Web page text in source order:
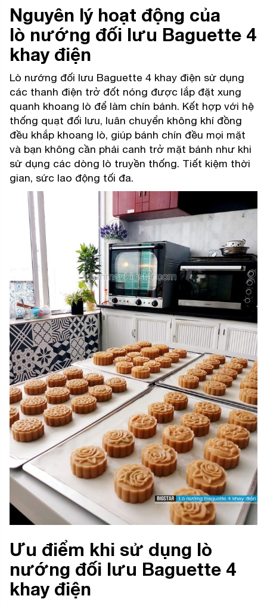
Nguyên lý hoạt động của
lò nướng đối lưu Baguette 4
khay điện
Lò nướng đối lưu Baguette 4 khay điện sử dụng
các thanh điện trở đốt nóng được lắp đặt xung
quanh khoang lò để làm chín bánh. Kết hợp với hệ
thống quạt đối lưu, luân chuyển không khí đồng
đều khắp khoang lò, giúp bánh chín đều mọi mặt
và bạn không cần phải canh trở mặt bánh như khi
sử dụng các dòng lò truyền thống. Tiết kiệm thời
gian, sức lao động tối đa.
Ưu điểm khi sử dụng lò
nướng đối lưu Baguette 4
khay điện